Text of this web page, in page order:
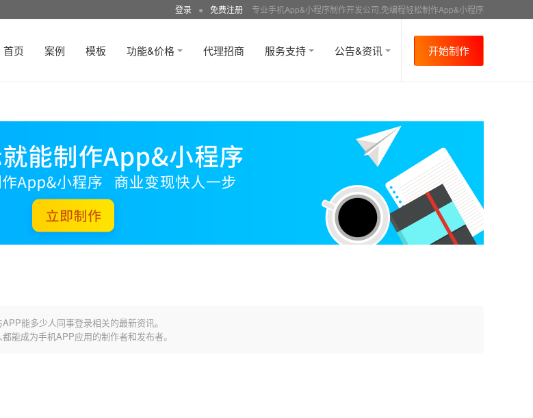
登录 ● 免费注册 专业手机App&小程序制作开发公司,免编程轻松制作App&小程序
首页 案例 模板 功能&价格 代理招商 服务支持 公告&资讯 开始制作
能多少人同事登录相关的最新资讯。
能成为手机APP应用的制作者和发布者。